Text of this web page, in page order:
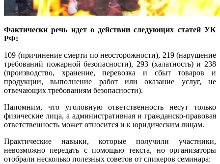
Фактически речь идет о действии следующих статей УК
РФ:
109 (причинение смерти по неосторожности), 219 (нарушение
требований пожарной безопасности), 293 (халатность) и 238
(производство, хранение, перевозка и сбыт товаров и
продукции, выполнение работ или оказание услуг, не
отвечающих требованиям безопасности).
Напомним, что уголовную ответственность несут только
физические лица, а административная и гражданско-правовая
ответственность может относится и к юридическим лицам.
Практические навыки, которые получили участники,
невозможно передать с помощью текста, но организаторы
отобрали несколько полезных советов от спикеров семинара: